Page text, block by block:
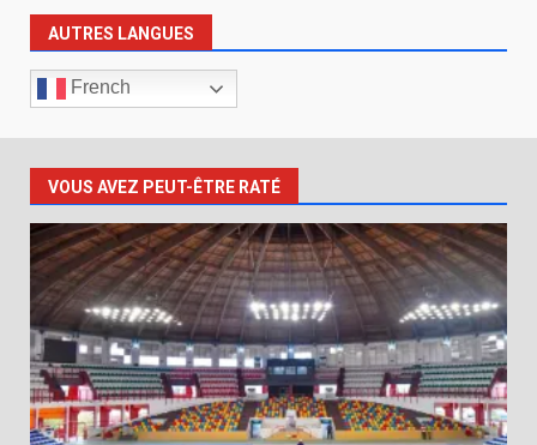
AUTRES LANGUES
French
VOUS AVEZ PEUT-ÊTRE RATÉ